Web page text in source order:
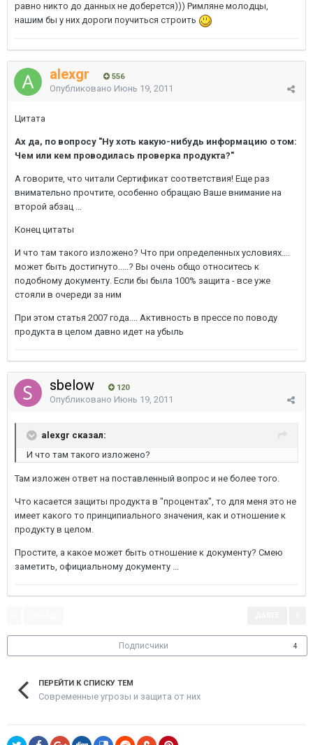
равно никто до данных не доберется))) Римляне молодцы,
нашим бы у них дороги поучиться строить
alexgr 556
Опубликовано Июнь 19, 2011
Цитата
Ах да, по вопросу "Ну хоть какую-нибудь информацию о том:
Чем или кем проводилась проверка продукта?"
А говорите, что читали Сертификат соответствия! Еще раз
внимательно прочтите, особенно обращаю Ваше внимание на
второй абзац ...
Конец цитаты
И что там такого изложено? Что при определенных условиях....
может быть достигнуто.....? Вы очень общо относитесь к
подобному документу. Если бы была 100% защита - все уже
стояли в очереди за ним
При этом статья 2007 года.... Активность в прессе по поводу
продукта в целом давно идет на убыль
sbelow 120
Опубликовано Июнь 19, 2011
alexgr сказал:
И что там такого изложено?
Там изложен ответ на поставленный вопрос и не более того.
Что касается защиты продукта в "процентах", то для меня это не
имеет какого то принципиального значения, как и отношение к
продукту в целом.
Простите, а какое может быть отношение к документу? Смею
заметить, официальному документу ...
Подписчики 4
ПЕРЕЙТИ К СПИСКУ ТЕМ
Современные угрозы и защита от них